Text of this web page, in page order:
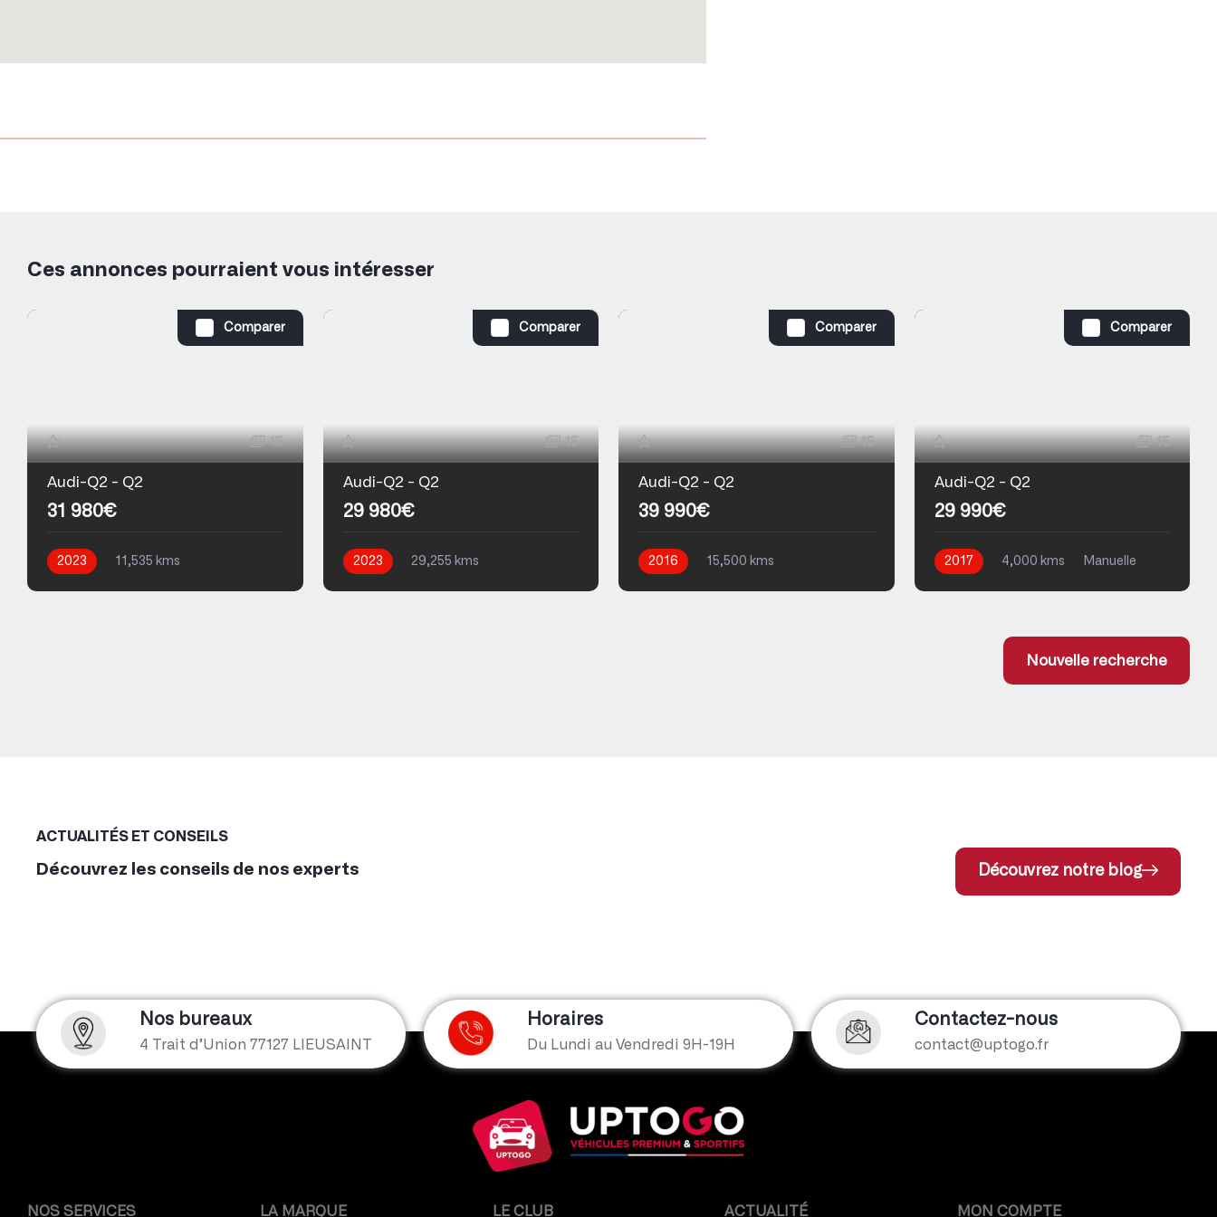
Ces annonces pourraient vous intéresser
Comparer
15
Audi-Q2 - Q2
31 980€
2023
11,535 kms
Comparer
15
Audi-Q2 - Q2
29 980€
2023
29,255 kms
Comparer
15
Audi-Q2 - Q2
39 990€
2016
15,500 kms
Comparer
15
Audi-Q2 - Q2
29 990€
2017 4,000 kms
Manuelle
Nouvelle recherche
ACTUALITÉS ET CONSEILS
Découvrez les conseils de nos experts Découvrez notre blog
Nos bureaux
4 Trait d’Union 77127 LIEUSAINT
Horaires
Du Lundi au Vendredi 9H-19H
Contactez-nous
contact@uptogo.fr
NOS SERVICES LA MARQUE LE CLUB ACTUALITÉ MON COMPTE